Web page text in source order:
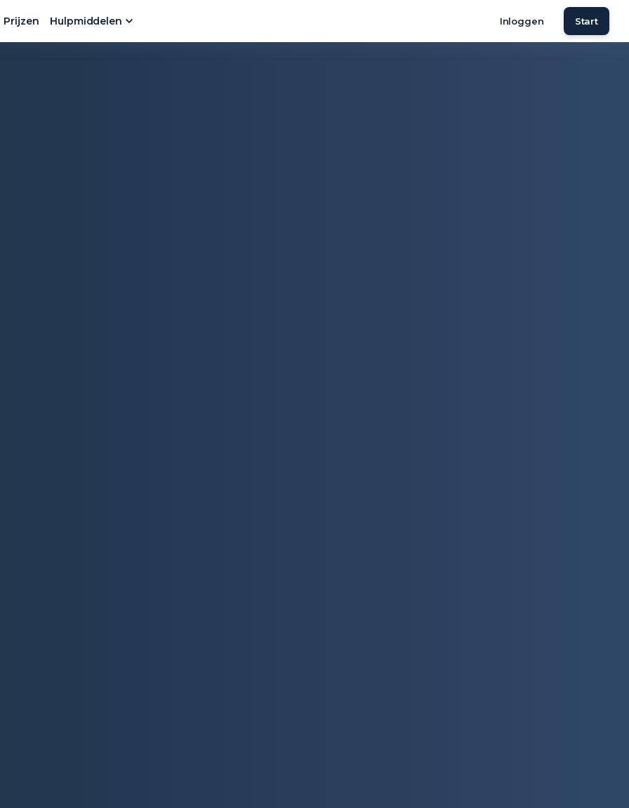
Prijzen Hulpmiddelen Inloggen Start